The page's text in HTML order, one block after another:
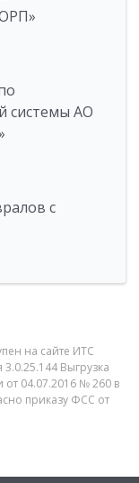
системы АО
с
на сайте ИТС
Выгрузка
04.07.2016 № 260 в
приказу ФСС от